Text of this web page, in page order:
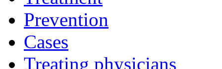
Prevention
Cases
Treating physicians